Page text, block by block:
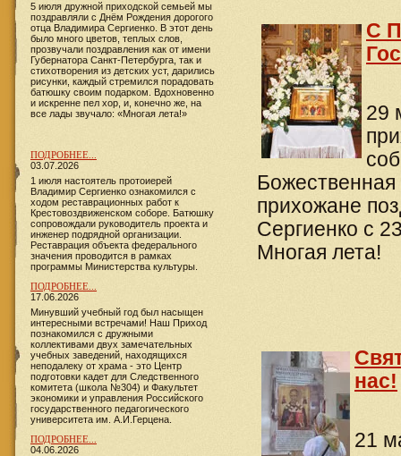
С
29
Божественная
прихожане
Сергиенко с
Многая лета!
нас!
21
5 июля дружной приходской семьей мы
поздравляли с Днём Рождения дорогого
отца Владимира Сергиенко. В этот день
было много цветов, теплых слов,
прозвучали поздравления как от имени
Губернатора Санкт-Петербурга, так и
стихотворения из детских уст, дарились
рисунки, каждый стремился порадовать
батюшку своим подарком. Вдохновенно
и искренне пел хор, и, конечно же, на
все лады звучало: «Многая лета!»
ПОДРОБНЕЕ...
03.07.2026
1 июля настоятель протоиерей
Владимир Сергиенко ознакомился с
ходом реставрационных работ к
Крестовоздвиженском соборе. Батюшку
сопровождали руководитель проекта и
инженер подрядной организации.
Реставрация объекта федерального
значения проводится в рамках
программы Министерства культуры.
ПОДРОБНЕЕ...
17.06.2026
​​​​​​Минувший учебный год был насыщен
интересными встречами! Наш Приход
познакомился с дружными
коллективами двух замечательных
учебных заведений, находящихся
неподалеку от храма - это Центр
подготовки кадет для Следственного
комитета (школа №304) и Факультет
экономики и управления Российского
государственного педагогического
университета им. А.И.Герцена.
ПОДРОБНЕЕ...
04.06.2026